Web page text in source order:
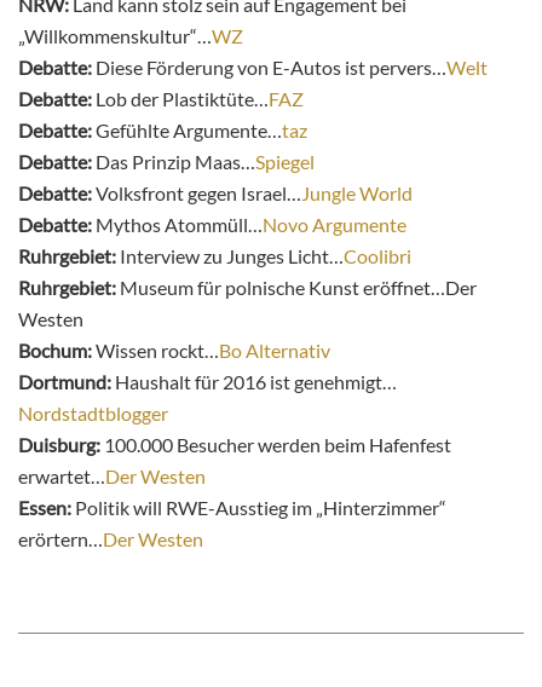
„Willkommenskultur“…WZ
Debatte: Diese Förderung von E-Autos ist pervers…Welt
Debatte: Lob der Plastiktüte…FAZ
Debatte:Gefühlte Argumente…taz
Debatte: Das Prinzip Maas…Spiegel
Debatte:Volksfront gegen Israel…Jungle World
Debatte: Mythos Atommüll…Novo Argumente
Ruhrgebiet: Interview zu Junges Licht…Coolibri
Ruhrgebiet: Museum für polnische Kunst eröffnet…Der
Westen
Bochum:Wissen rockt…Bo Alternativ
Dortmund: Haushalt für 2016 ist genehmigt…
Nordstadtblogger
Duisburg: 100.000 Besucher werden beim Hafenfest
erwartet…Der Westen
Essen: Politik will RWE-Ausstieg im „Hinterzimmer“
erörtern…Der Westen